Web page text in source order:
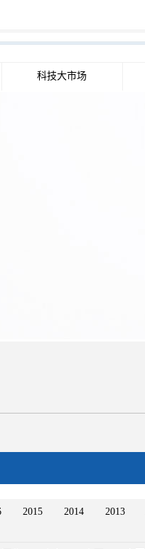
科技大市场
2015 2014 2013